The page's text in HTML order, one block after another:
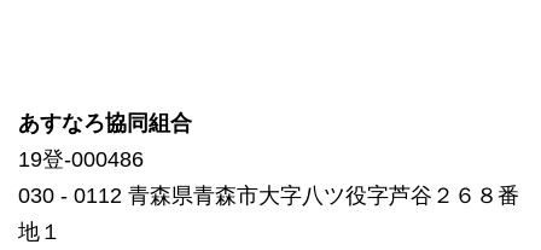
あすなろ協同組合
19登-000486
030 ‐ 0112 青森県青森市大字八ツ役字芦谷２６８番
地１